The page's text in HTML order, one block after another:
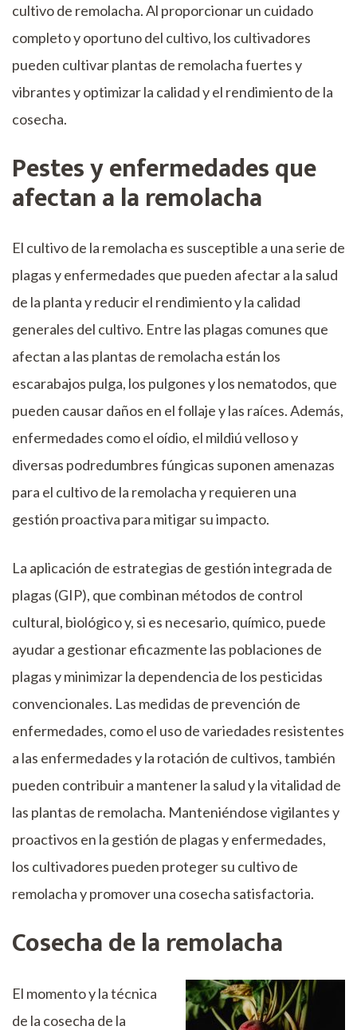
cultivo de remolacha. Al proporcionar un cuidado
completo y oportuno del cultivo, los cultivadores
pueden cultivar plantas de remolacha fuertes y
vibrantes y optimizar la calidad y el rendimiento de la
cosecha.
Pestes y enfermedades que
afectan a la remolacha
El cultivo de la remolacha es susceptible a una serie de
plagas y enfermedades que pueden afectar a la salud
de la planta y reducir el rendimiento y la calidad
generales del cultivo. Entre las plagas comunes que
afectan a las plantas de remolacha están los
escarabajos pulga, los pulgones y los nematodos, que
pueden causar daños en el follaje y las raíces. Además,
enfermedades como el oídio, el mildiú velloso y
diversas podredumbres fúngicas suponen amenazas
para el cultivo de la remolacha y requieren una
gestión proactiva para mitigar su impacto.
La aplicación de estrategias de gestión integrada de
plagas (GIP), que combinan métodos de control
cultural, biológico y, si es necesario, químico, puede
ayudar a gestionar eficazmente las poblaciones de
plagas y minimizar la dependencia de los pesticidas
convencionales. Las medidas de prevención de
enfermedades, como el uso de variedades resistentes
a las enfermedades y la rotación de cultivos, también
pueden contribuir a mantener la salud y la vitalidad de
las plantas de remolacha. Manteniéndose vigilantes y
proactivos en la gestión de plagas y enfermedades,
los cultivadores pueden proteger su cultivo de
remolacha y promover una cosecha satisfactoria.
Cosecha de la remolacha
El momento y la técnica
de la cosecha de la